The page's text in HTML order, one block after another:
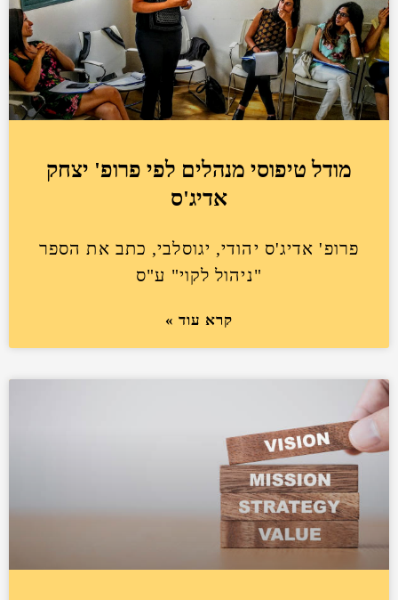
מודל טיפוסי מנהלים לפי פרופ' יצחק
אדיג'ס
פרופ' אדיג'ס יהודי, יגוסלבי, כתב את הספר
"ניהול לקוי" ע"ס
קרא עוד »